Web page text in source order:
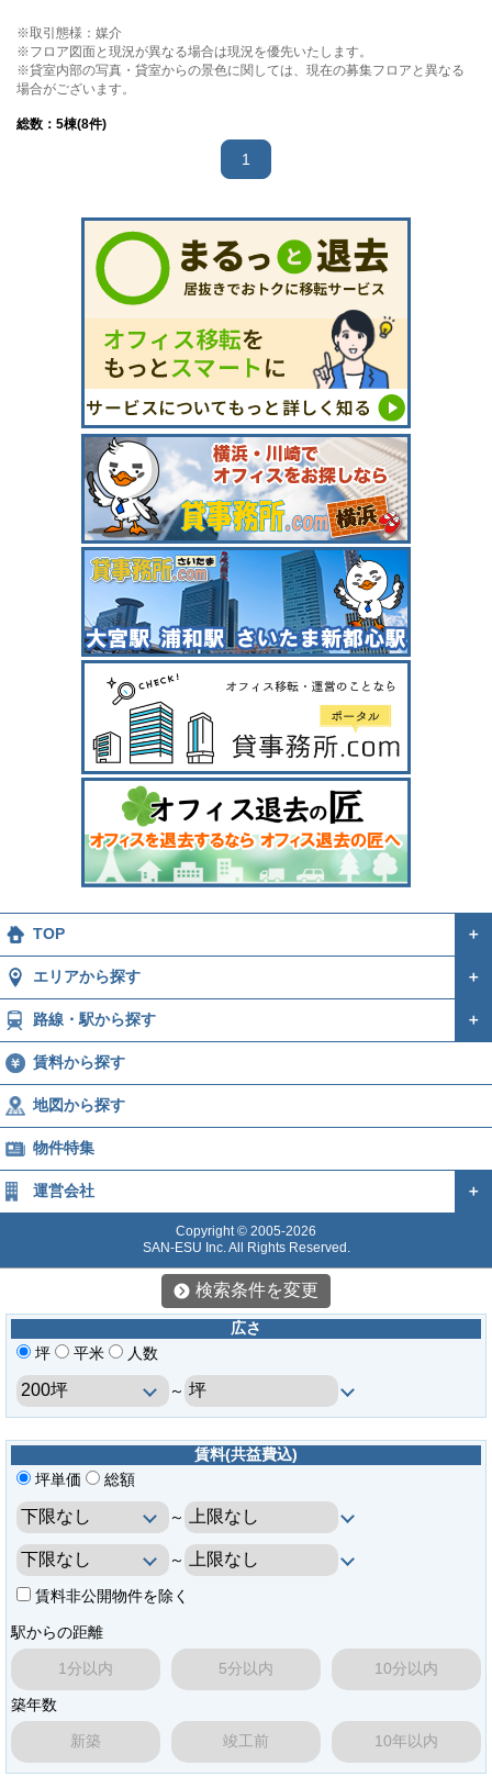
※取引態様：媒介
※フロア図面と現況が異なる場合は現況を優先いたします。
※貸室内部の写真・貸室からの景色に関しては、現在の募集フロアと異なる
場合がございます。
総数： 5棟(8件)
1
検索条件を変更
広さ
坪
平米 人数
～
賃料(共益費込)
坪単価
総額
～
～
賃料非公開物件を除く
駅からの距離
1分以内 5分以内 10分以内
築年数
新築 竣工前 10年以内
TOP ＋
エリアから探す ＋
路線・駅から探す ＋
賃料から探す
地図から探す
物件特集
運営会社 ＋
Copyright © 2005-2026
SAN-ESU Inc. All Rights Reserved.